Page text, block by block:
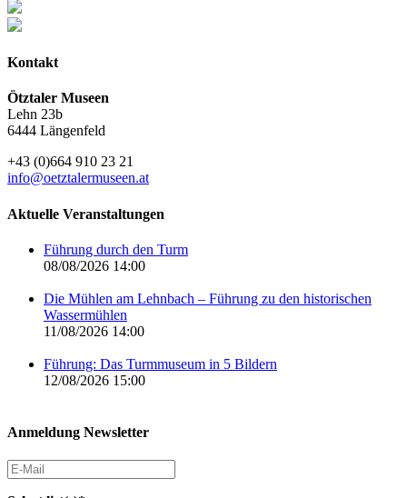
Kontakt
Ötztaler Museen
Lehn 23b
6444 Längenfeld
+43 (0)664 910 23 21
info@oetztalermuseen.at
Aktuelle Veranstaltungen
Führung durch den Turm
08/08/2026 14:00
Die Mühlen am Lehnbach – Führung zu den historischen
Wassermühlen
11/08/2026 14:00
Führung: Das Turmmuseum in 5 Bildern
12/08/2026 15:00
Anmeldung Newsletter